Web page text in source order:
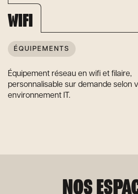
WIFI
ÉQUIPEMENTS
Équipement réseau en wifi et filaire,
personnalisable sur demande selon
environnement IT.
NOS